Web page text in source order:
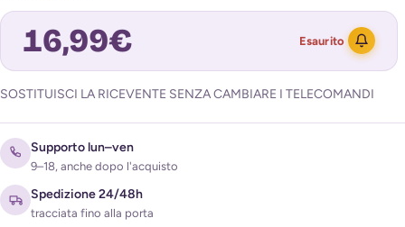
16,99€ Esaurito
SOSTITUISCI LA RICEVENTE SENZA CAMBIARE I TELECOMANDI
Supporto lun–ven
9–18, anche dopo l'acquisto
Spedizione 24/48h
tracciata fino alla porta